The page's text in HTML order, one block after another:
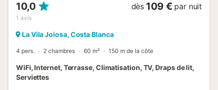
10,0
1 avis
dès 109 € par nuit
La Vila Joiosa, Costa Blanca
4 pers. 2 chambres 60 m² 150 m de la côte
WiFi, Internet, Terrasse, Climatisation, TV, Draps de lit,
Serviettes